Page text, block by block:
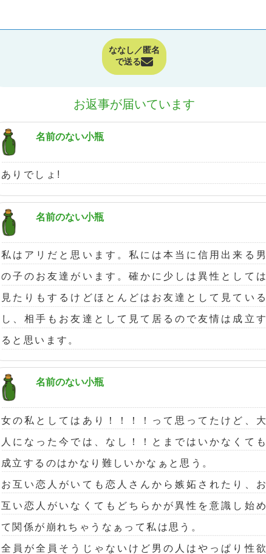
ななし／匿名
で送る
お返事が届いています
名前のない小瓶
ありでしょ!
名前のない小瓶
私はアリだと思います。私には本当に信用出来る男
の子のお友達がいます。確かに少しは異性としては
見たりもするけどほとんどはお友達として見ている
し、相手もお友達として見て居るので友情は成立す
ると思います。
名前のない小瓶
女の私としてはあり！！！！って思ってたけど、大
人になった今では、なし！！とまではいかなくても
成立するのはかなり難しいかなぁと思う。
お互い恋人がいても恋人さんから嫉妬されたり、お
互い恋人がいなくてもどちらかが異性を意識し始め
て関係が崩れちゃうなぁって私は思う。
全員が全員そうじゃないけど男の人はやっぱり性欲